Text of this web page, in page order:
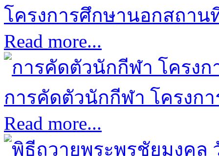
โครงการศึกษานอกสถาน
Read more...
การคัดตัวนักกีฬา โครงก
Read more...